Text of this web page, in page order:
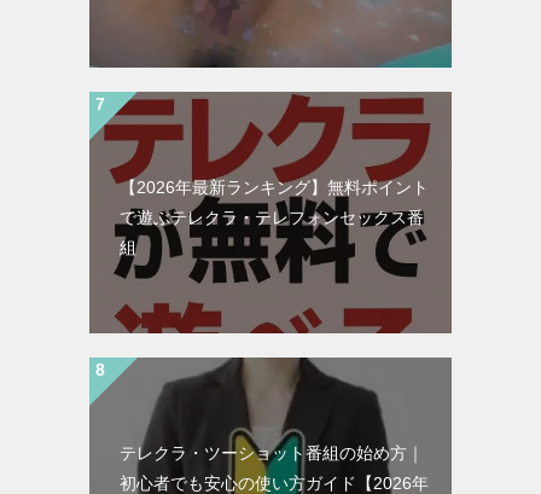
【2026年最新ランキング】無料ポイント
で遊ぶテレクラ・テレフォンセックス番
組
テレクラ・ツーショット番組の始め方｜
初心者でも安心の使い方ガイド【2026年